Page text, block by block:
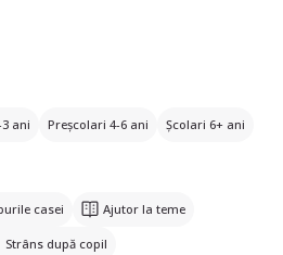
ani Preșcolari 4-6 ani Școlari 6+ ani
casei Ajutor la teme
Strâns după copil